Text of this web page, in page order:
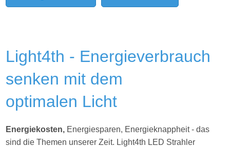
Light4th - Energieverbrauch
senken mit dem
optimalen Licht
Energiekosten, Energiesparen, Energieknappheit - das
sind die Themen unserer Zeit. Light4th LED Strahler